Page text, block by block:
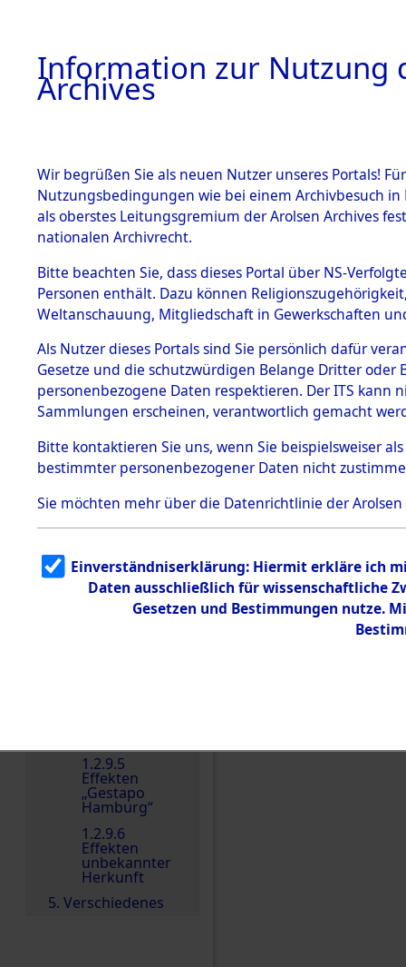
BESTÄNDE
1.
Inhaftierungsdoku
mente
1.2.9 Beim ITS
Effekten
1.2.9.1
Effekten aus
dem KZ
Dachau
1.2.9.2
Effekten aus
dem KZ
Bayerisches
1.2.9.3
Effekten aus
dem KZ
Neuengamm
1.2.9.5
Effekten
„Gestapo
Hamburg“
1.2.9.6
Effekten
unbekannter
Herkunft
5. Verschiedenes
0025
Einen Kommentar
Information zur Nutzung
Archives
Wir begrüßen Sie als neuen Nutzer unseres Portals!
Nutzungsbedingungen wie bei einem Archivbesuch
als oberstes Leitungsgremium der Arolsen Archives
nationalen Archivrecht.
Bitte beachten Sie, dass dieses Portal über NS-
Personen enthält. Dazu können
Weltanschauung, Mitgliedschaft in Gewerkschaften
Als Nutzer dieses Portals sind Sie persönlich dafür
Gesetze und die schutzwürdigen Belange Dritter
personenbezogene Daten respektieren. Der ITS
Sammlungen erscheinen, verantwortlich gemacht
Bitte kontaktieren Sie uns, wenn Sie beispielsweiser
bestimmter personenbezogener Daten nicht
Sie möchten mehr über die Datenrichtlinie der Arolsen
Einverständniserklärung: Hiermit erkläre ich
Daten ausschließlich für wissenschaftliche
Gesetzen und Bestimmungen nutze.